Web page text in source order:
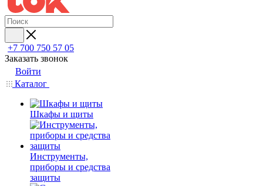
+7 700 750 57 05
Заказать звонок
Войти
Каталог
Шкафы и щиты
Инструменты,
приборы и средства
защиты